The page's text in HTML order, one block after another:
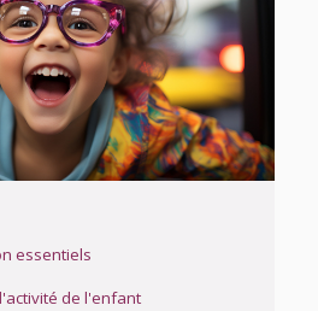
essentiels
de l'enfant